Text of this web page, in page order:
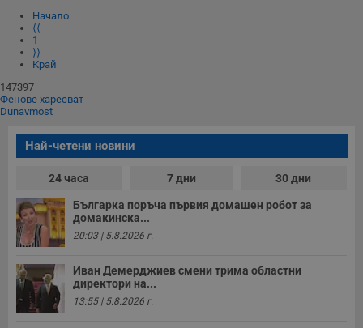
Начало
⟨⟨
1
⟩⟩
Край
147397
Фенове харесват
Dunavmost
Най-четени новини
24 часа 7 дни 30 дни
Българка поръча първия домашен робот за
домакинска...
20:03 | 5.8.2026 г.
Иван Демерджиев смени трима областни
директори на...
13:55 | 5.8.2026 г.